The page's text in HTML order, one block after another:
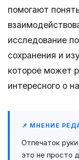
помогают
исследование
сохранения и
которое может
интересного о
📌 МНЕНИЕ
Отпечаток
это не просто